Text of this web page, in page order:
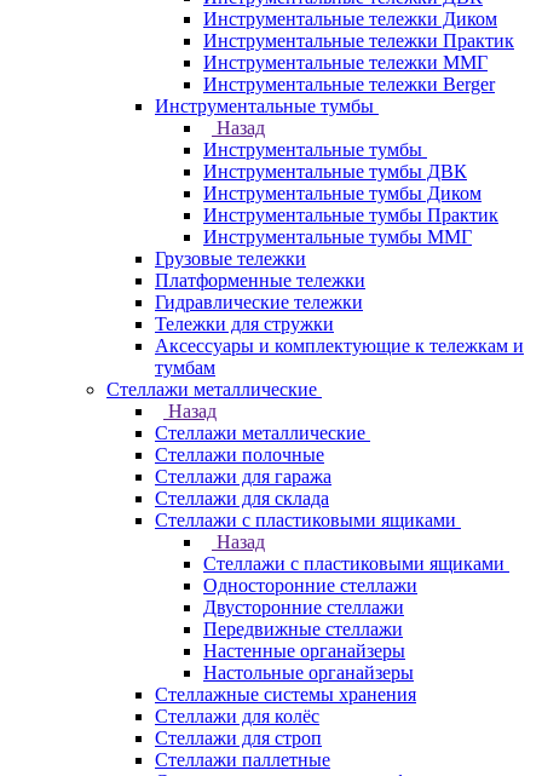
Инструментальные тележки Диком
Инструментальные тележки Практик
Инструментальные тележки ММГ
Инструментальные тележки Berger
Инструментальные тумбы
Назад
Инструментальные тумбы
Инструментальные тумбы ДВК
Инструментальные тумбы Диком
Инструментальные тумбы Практик
Инструментальные тумбы ММГ
Грузовые тележки
Платформенные тележки
Гидравлические тележки
Тележки для стружки
Аксесcуары и комплектующие к тележкам и
тумбам
Стеллажи металлические
Назад
Стеллажи металлические
Стеллажи полочные
Стеллажи для гаража
Стеллажи для склада
Стеллажи с пластиковыми ящиками
Назад
Стеллажи с пластиковыми ящиками
Односторонние стеллажи
Двусторонние стеллажи
Передвижные стеллажи
Настенные органайзеры
Настольные органайзеры
Стеллажные системы хранения
Стеллажи для колёс
Стеллажи для строп
Стеллажи паллетные